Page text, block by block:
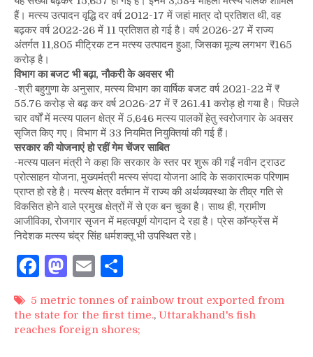
हैं। मत्स्य उत्पादन वृद्धि दर वर्ष 2012-17 में जहां मात्र दो प्रतिशत थी, वह
बढ़कर वर्ष 2022-26 में 11 प्रतिशत हो गई है। वर्ष 2026-27 में राज्य
अंतर्गत 11,805 मीट्रिक टन मत्स्य उत्पादन हुआ, जिसका मूल्य लगभग ₹165
करोड़ है।
विभाग का बजट भी बढ़ा, नौकरी के अवसर भी
-श्री बहुगुणा के अनुसार, मत्स्य विभाग का वार्षिक बजट वर्ष 2021-22 में ₹
55.76 करोड़ से बढ़ कर वर्ष 2026-27 में ₹ 261.41 करोड़ हो गया है। पिछले
चार वर्षों में मत्स्य पालन क्षेत्र में 5,646 मत्स्य पालकों हेतु स्वरोजगार के अवसर
सृजित किए गए। विभाग में 33 नियमित नियुक्तियां की गई हैं।
सरकार की योजनाएं हो रहीं गेम चेंजर साबित
-मत्स्य पालन मंत्री ने कहा कि सरकार के स्तर पर शुरू की गईं नवीन ट्राउट
प्रोत्साहन योजना, मुख्यमंत्री मत्स्य संपदा योजना आदि के सकारात्मक परिणाम
प्राप्त हो रहे है। मत्स्य क्षेत्र वर्तमान में राज्य की अर्थव्यवस्था के तीव्र गति से
विकसित होने वाले प्रमुख क्षेत्रों में से एक बन चुका है। साथ ही, ग्रामीण
आजीविका, रोजगार सृजन में महत्वपूर्ण योगदान दे रहा है। प्रेस कॉन्फ्रेंस में
निदेशक मत्स्य चंद्र सिंह धर्मशक्तू भी उपस्थित रहे।
Facebook
Mastodon
Email
5 metric tonnes of rainbow trout exported from
the state for the first time., Uttarakhand's fish
reaches foreign shores;